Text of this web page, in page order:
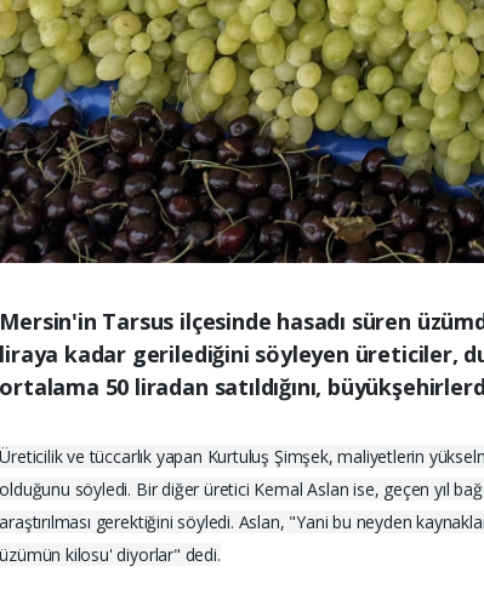
Mersin'in Tarsus ilçesinde hasadı süren
liraya kadar gerilediğini söyleyen üreticiler,
ortalama 50 liradan satıldığını,
Üreticilik ve tüccarlık yapan Kurtuluş Şimşek, maliyetlerin
olduğunu söyledi. Bir diğer üretici Kemal Aslan ise, geçen yıl
araştırılması gerektiğini söyledi. Aslan, "Yani bu neyden
üzümün kilosu' diyorlar" dedi.